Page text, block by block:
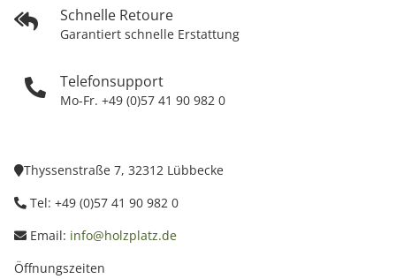
Schnelle Retoure
Garantiert schnelle Erstattung
Telefonsupport
Mo-Fr. +49 (0)57 41 90 982 0
Thyssenstraße 7, 32312 Lübbecke
Tel: +49 (0)57 41 90 982 0
Email: info@holzplatz.de
Öffnungszeiten